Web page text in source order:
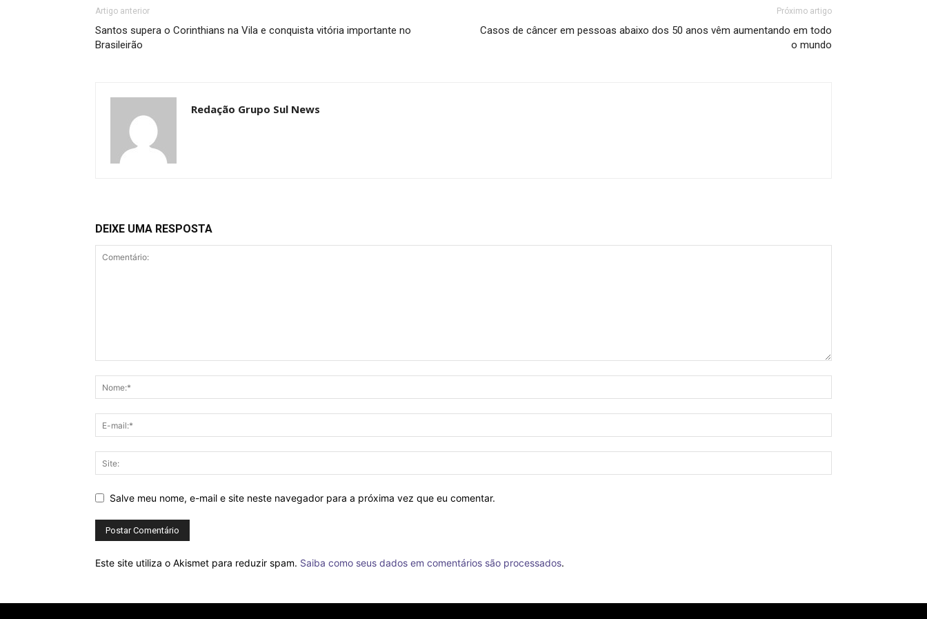
Artigo anterior
Santos supera o Corinthians na Vila e conquista vitória importante no
Brasileirão
Próximo artigo
Casos de câncer em pessoas abaixo dos 50 anos vêm aumentando em todo
o mundo
Redação Grupo Sul News
DEIXE UMA RESPOSTA
Salve meu nome, e-mail e site neste navegador para a próxima vez que eu comentar.
Este site utiliza o Akismet para reduzir spam. Saiba como seus dados em comentários são processados.